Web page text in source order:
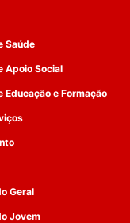
Saúde
Apoio Social
Educação e Formação
Geral
Jovem